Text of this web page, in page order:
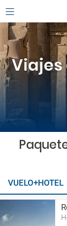
Viajes
VUELO+HOTEL